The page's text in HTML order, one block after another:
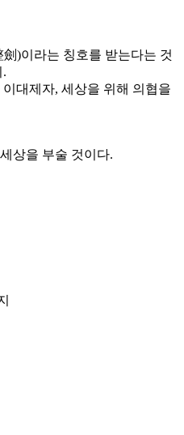
)이라는 칭호를 받는다는 것
.
대제자, 세상을 위해 의협을
상을 부술 것이다.